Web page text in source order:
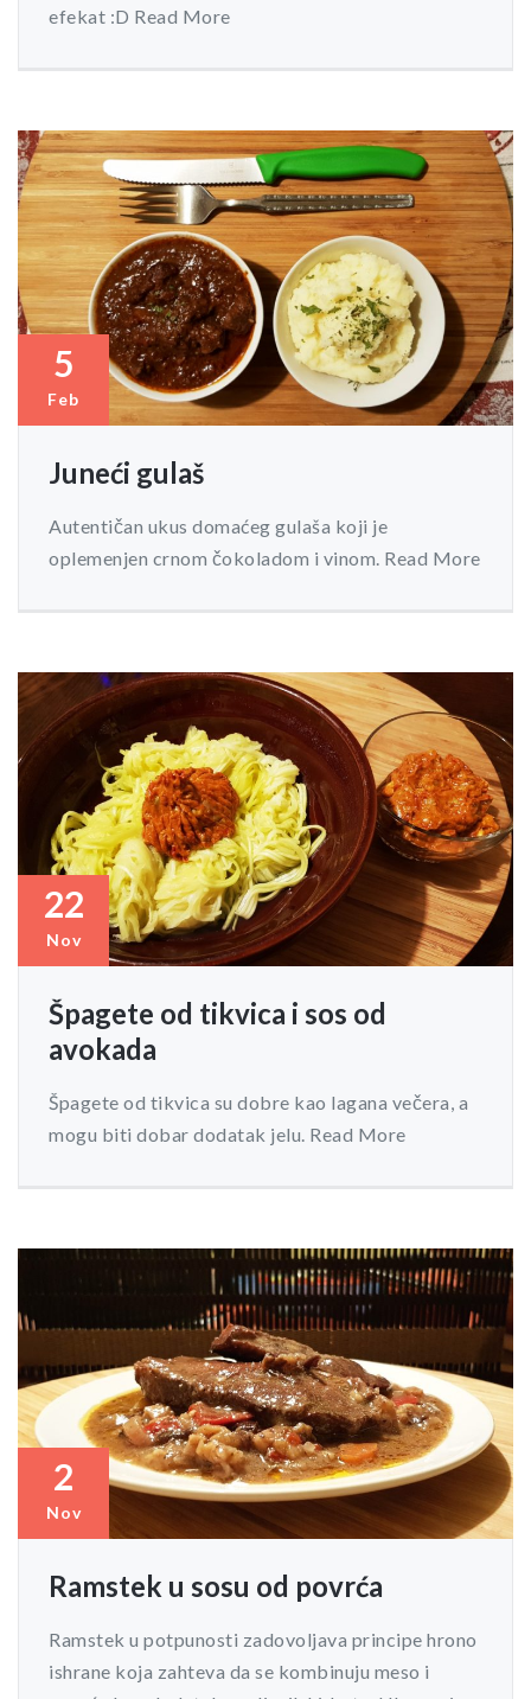
efekat :D Read More
5
Feb
Juneći gulaš
Autentičan ukus domaćeg gulaša koji je
oplemenjen crnom čokoladom i vinom. Read More
22
Nov
Špagete od tikvica i sos od
avokada
Špagete od tikvica su dobre kao lagana večera, a
mogu biti dobar dodatak jelu. Read More
2
Nov
Ramstek u sosu od povrća
Ramstek u potpunosti zadovoljava principe hrono
ishrane koja zahteva da se kombinuju meso i